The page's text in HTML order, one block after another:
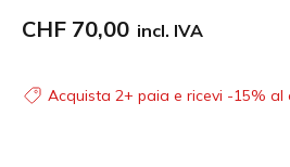
CHF 70,00 incl. IVA
Acquista 2+ paia e ricevi -15% al